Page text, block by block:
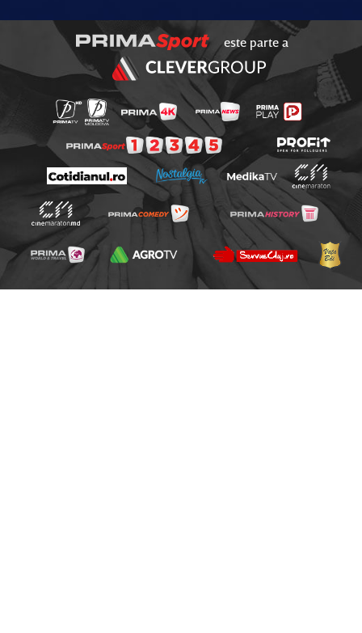
este parte a